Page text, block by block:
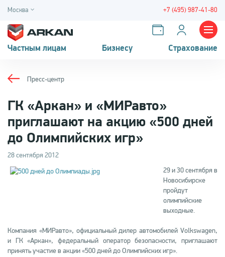
Москва +7 (495) 987-41-80
Частным лицам Бизнесу Страхование
Пресс-центр
ГК «Аркан» и «МИРавто»
приглашают на акцию «500 дней
до Олимпийских игр»
28 сентября 2012
29 и 30 сентября в
Новосибирске
пройдут
олимпийские
выходные.
Компания «МИРавто», официальный дилер автомобилей Volkswagen,
и ГК «Аркан», федеральный оператор безопасности, приглашают
принять участие в акции «500 дней до Олимпийских игр».